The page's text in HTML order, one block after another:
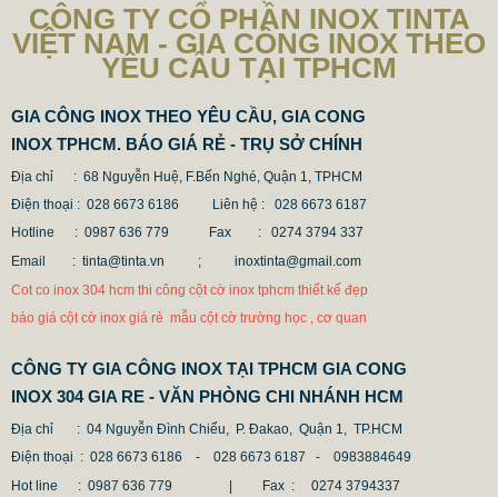
CỘT INOX 304 NÂNG HẠ
685.700 VNĐ865.700 VNĐ
CÔNG TY CỔ PHẦN INOX TINTA
VIỆT NAM - GIA CÔNG INOX THEO
YÊU CẦU TẠI TPHCM
GIA CÔNG INOX THEO YÊU CẦU, GIA CONG
INOX TPHCM. BÁO GIÁ RẺ - TRỤ SỞ CHÍNH
Địa chỉ : 68 Nguyễn Huệ, F.Bến Nghé, Quận 1, TPHCM
Điện thoại : 028 6673 6186
Liên hệ : 028 6673 6187
Hotline : 0987 636 779 Fax
: 0274 3794 337
Email : tinta@tinta.vn ;
inoxtinta@gmail.com
Cot co inox 304 hcm thi công cột cờ inox tphcm thiết kế đẹp
báo giá cột cờ inox giá rẻ mẫu cột cờ trường học , cơ quan
CÔNG TY GIA CÔNG INOX TẠI TPHCM GIA CONG
INOX 304 GIA RE - VĂN PHÒNG CHI NHÁNH HCM
Địa chỉ
: 04 Nguyễn Đình Chiểu, P. Đakao, Quận 1, TP.HCM
Điện thoại : 028 6673 6186 - 028 6673 6187 -
0983884649
Hot line
: 0987 636 779 | Fax :
0274 3794337